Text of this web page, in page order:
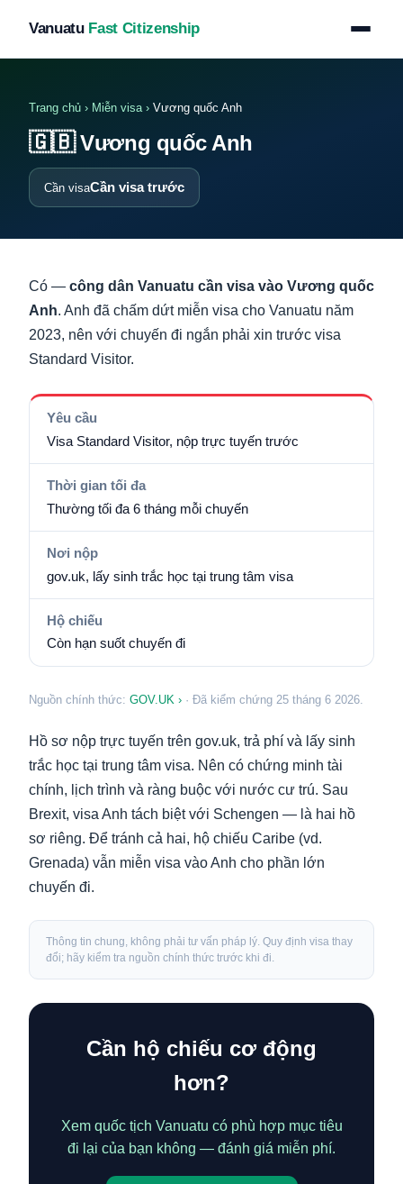
Vanuatu Fast Citizenship
Trang chủ › Miễn visa › Vương quốc Anh
🇬🇧 Vương quốc Anh
Cần visaCần visa trước
Có — công dân Vanuatu cần visa vào Vương quốc
Anh. Anh đã chấm dứt miễn visa cho Vanuatu năm
2023, nên với chuyến đi ngắn phải xin trước visa
Standard Visitor.
Yêu cầu
Visa Standard Visitor, nộp trực tuyến trước
Thời gian tối đa
Thường tối đa 6 tháng mỗi chuyến
Nơi nộp
gov.uk, lấy sinh trắc học tại trung tâm visa
Hộ chiếu
Còn hạn suốt chuyến đi
Nguồn chính thức: GOV.UK › · Đã kiểm chứng 25 tháng 6 2026.
Hồ sơ nộp trực tuyến trên gov.uk, trả phí và lấy sinh
trắc học tại trung tâm visa. Nên có chứng minh tài
chính, lịch trình và ràng buộc với nước cư trú. Sau
Brexit, visa Anh tách biệt với Schengen — là hai hồ
sơ riêng. Để tránh cả hai, hộ chiếu Caribe (vd.
Grenada) vẫn miễn visa vào Anh cho phần lớn
chuyến đi.
Thông tin chung, không phải tư vấn pháp lý. Quy định visa thay
đổi; hãy kiểm tra nguồn chính thức trước khi đi.
Cần hộ chiếu cơ động
hơn?
Xem quốc tịch Vanuatu có phù hợp mục tiêu
đi lại của bạn không — đánh giá miễn phí.